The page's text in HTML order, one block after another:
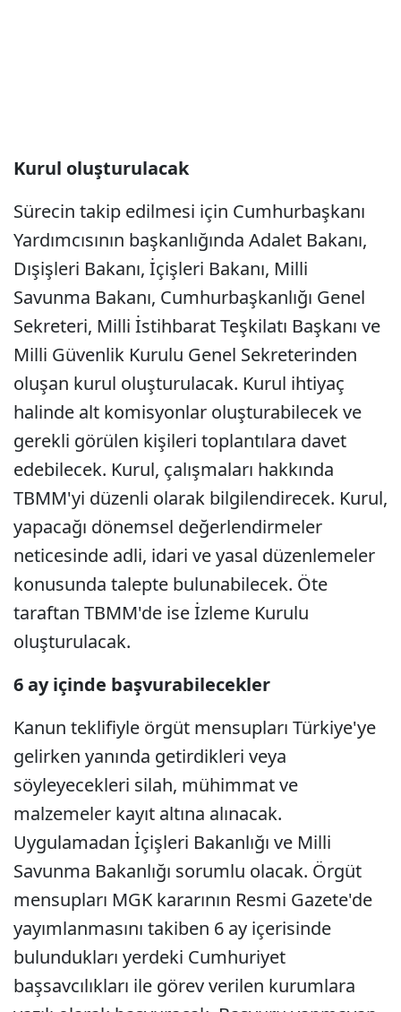
Kurul oluşturulacak
Sürecin takip edilmesi için Cumhurbaşkanı
Yardımcısının başkanlığında Adalet Bakanı,
Dışişleri Bakanı, İçişleri Bakanı, Milli
Savunma Bakanı, Cumhurbaşkanlığı Genel
Sekreteri, Milli İstihbarat Teşkilatı Başkanı ve
Milli Güvenlik Kurulu Genel Sekreterinden
oluşan kurul oluşturulacak. Kurul ihtiyaç
halinde alt komisyonlar oluşturabilecek ve
gerekli görülen kişileri toplantılara davet
edebilecek. Kurul, çalışmaları hakkında
TBMM'yi düzenli olarak bilgilendirecek. Kurul,
yapacağı dönemsel değerlendirmeler
neticesinde adli, idari ve yasal düzenlemeler
konusunda talepte bulunabilecek. Öte
taraftan TBMM'de ise İzleme Kurulu
oluşturulacak.
6 ay içinde başvurabilecekler
Kanun teklifiyle örgüt mensupları Türkiye'ye
gelirken yanında getirdikleri veya
söyleyecekleri silah, mühimmat ve
malzemeler kayıt altına alınacak.
Uygulamadan İçişleri Bakanlığı ve Milli
Savunma Bakanlığı sorumlu olacak. Örgüt
mensupları MGK kararının Resmi Gazete'de
yayımlanmasını takiben 6 ay içerisinde
bulundukları yerdeki Cumhuriyet
başsavcılıkları ile görev verilen kurumlara